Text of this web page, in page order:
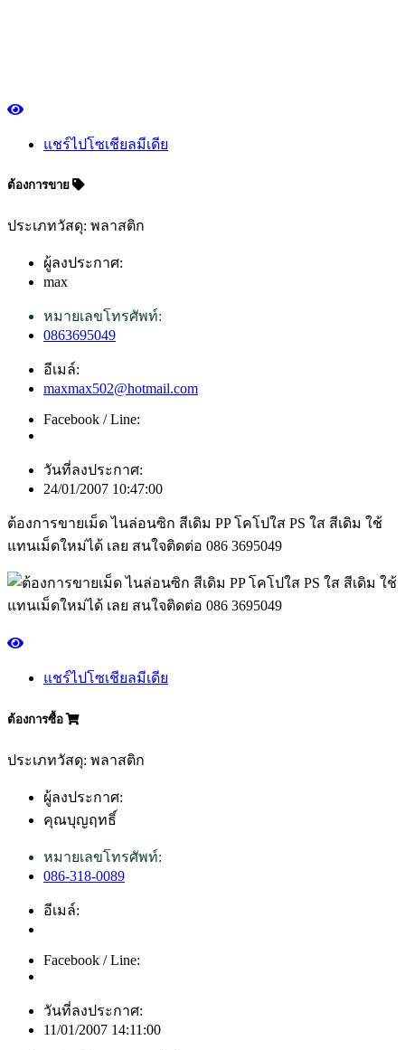
แชร์ไปโซเชียลมีเดีย
ต้องการขาย
ประเภทวัสดุ: พลาสติก
ผู้ลงประกาศ:
max
หมายเลขโทรศัพท์:
0863695049
อีเมล์:
maxmax502@hotmail.com
Facebook / Line:
วันที่ลงประกาศ:
24/01/2007 10:47:00
ต้องการขายเม็ด ไนล่อนซิก สีเดิม PP โคโปใส PS ใส สีเดิม ใช้
แทนเม็ดใหม่ได้ เลย สนใจติดต่อ 086 3695049
แชร์ไปโซเชียลมีเดีย
ต้องการซื้อ
ประเภทวัสดุ: พลาสติก
ผู้ลงประกาศ:
คุณบุญฤทธิ์
หมายเลขโทรศัพท์:
086-318-0089
อีเมล์:
Facebook / Line:
วันที่ลงประกาศ:
11/01/2007 14:11:00